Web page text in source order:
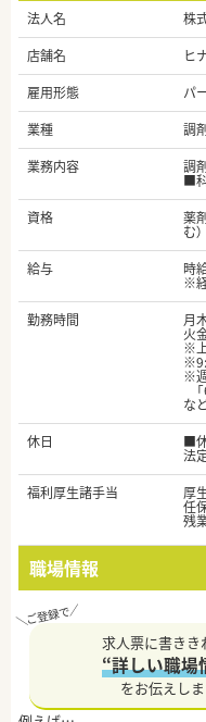
法人名
株
店舗名
ヒ
雇用形態
パ
業種
調
業務内容
調
■
資格
薬
む）
給与
時
※
勤務時間
月
火
※
※
な
休日
■
法
福利厚生諸手当
厚
任
残
職場情報
求人票に書きき
“詳しい職場
をお伝えしま